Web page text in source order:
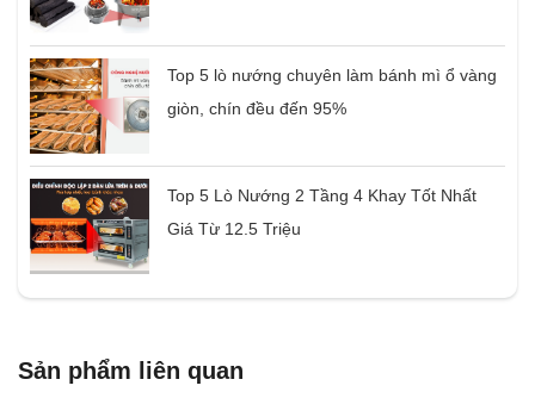
Top 5 lò nướng chuyên làm bánh mì ổ vàng
giòn, chín đều đến 95%
Top 5 Lò Nướng 2 Tầng 4 Khay Tốt Nhất
Giá Từ 12.5 Triệu
Sản phẩm liên quan